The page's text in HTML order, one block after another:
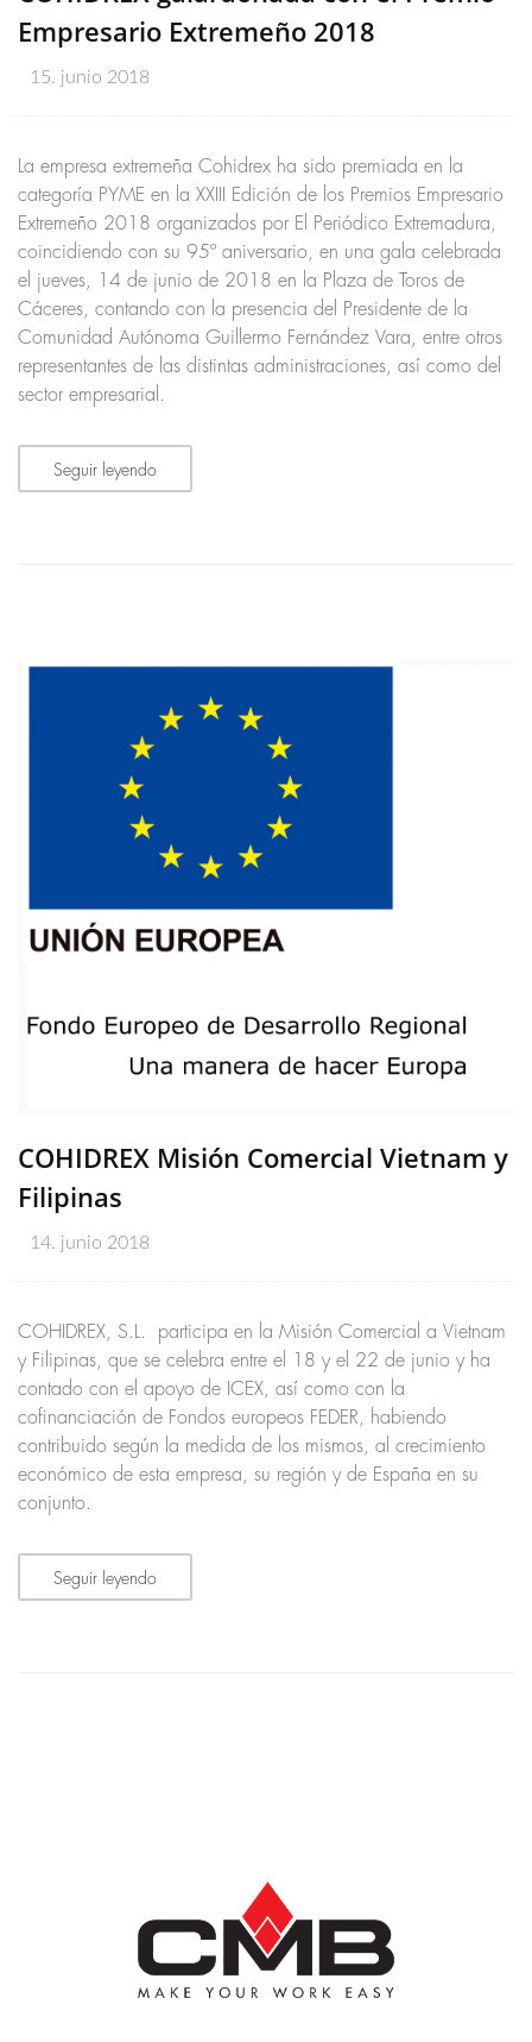
Empresario Extremeño 2018
15. junio 2018
La empresa extremeña Cohidrex ha sido premiada en la
categoría PYME en la XXIII Edición de los Premios Empresario
Extremeño 2018 organizados por El Periódico Extremadura,
coincidiendo con su 95º aniversario, en una gala celebrada
el jueves, 14 de junio de 2018 en la Plaza de Toros de
Cáceres, contando con la presencia del Presidente de la
Comunidad Autónoma Guillermo Fernández Vara, entre otros
representantes de las distintas administraciones, así como del
sector empresarial.
Seguir leyendo
COHIDREX Misión Comercial Vietnam y
Filipinas
14. junio 2018
COHIDREX, S.L. participa en la Misión Comercial a Vietnam
y Filipinas, que se celebra entre el 18 y el 22 de junio y ha
contado con el apoyo de ICEX, así como con la
cofinanciación de Fondos europeos FEDER, habiendo
contribuido según la medida de los mismos, al crecimiento
económico de esta empresa, su región y de España en su
conjunto.
Seguir leyendo